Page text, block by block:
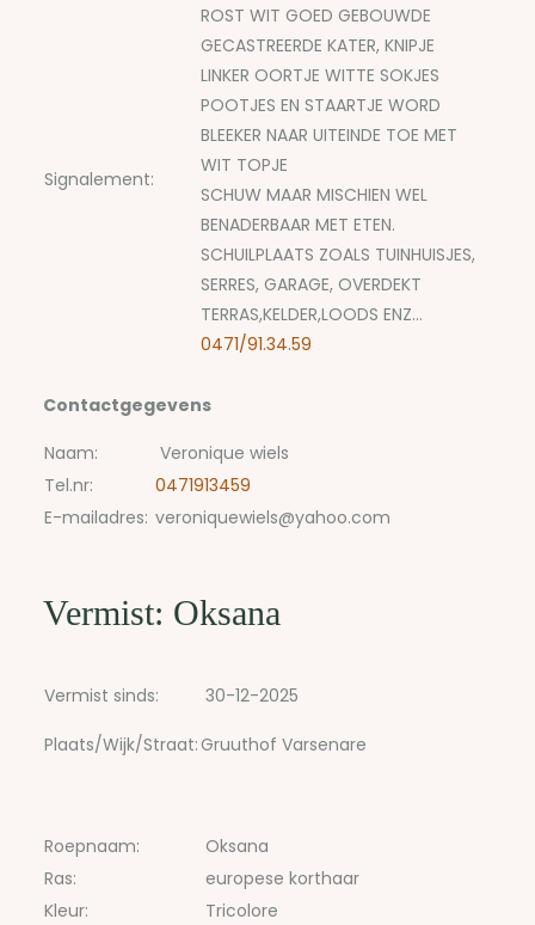
Signalement:
ROST WIT GOED GEBOUWDE
GECASTREERDE KATER, KNIPJE
LINKER OORTJE WITTE SOKJES
POOTJES EN STAARTJE WORD
BLEEKER NAAR UITEINDE TOE MET
WIT TOPJE
SCHUW MAAR MISCHIEN WEL
BENADERBAAR MET ETEN.
SCHUILPLAATS ZOALS TUINHUISJES,
SERRES, GARAGE, OVERDEKT
TERRAS,KELDER,LOODS ENZ...
0471/91.34.59
Contactgegevens
Naam:
Veronique wiels
Tel.nr:
0471913459
E-mailadres: veroniquewiels@yahoo.com
Vermist: Oksana
Vermist sinds: 30-12-2025
Plaats/Wijk/Straat:Gruuthof Varsenare
Roepnaam:
Oksana
Ras:
europese korthaar
Kleur:
Tricolore